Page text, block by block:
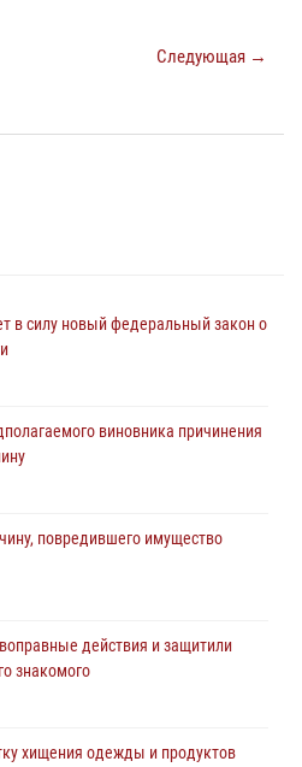
Следующая →
в силу новый федеральный закон о
виновника причинения
повредившего имущество
действия и защитили
знакомого
хищения одежды и продуктов